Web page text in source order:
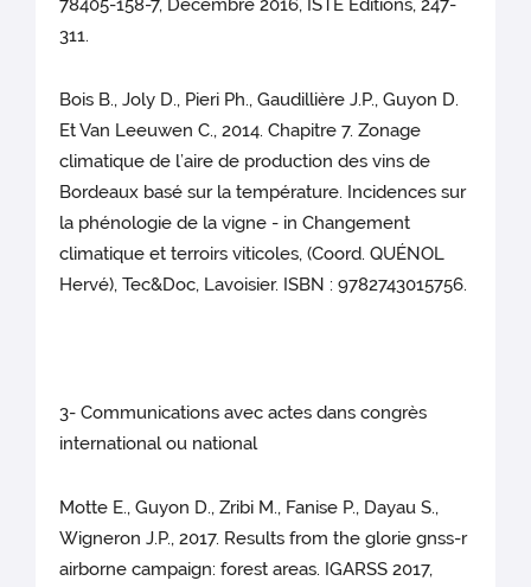
78405-158-7, Décembre 2016, ISTE Editions, 247-
311.
Bois B., Joly D., Pieri Ph., Gaudillière J.P., Guyon D.
Et Van Leeuwen C., 2014. Chapitre 7. Zonage
climatique de l’aire de production des vins de
Bordeaux basé sur la température. Incidences sur
la phénologie de la vigne - in Changement
climatique et terroirs viticoles, (Coord. QUÉNOL
Hervé), Tec&Doc, Lavoisier. ISBN : 9782743015756.
3- Communications avec actes dans congrès
international ou national
Motte E., Guyon D., Zribi M., Fanise P., Dayau S.,
Wigneron J.P., 2017. Results from the glorie gnss-r
airborne campaign: forest areas. IGARSS 2017,